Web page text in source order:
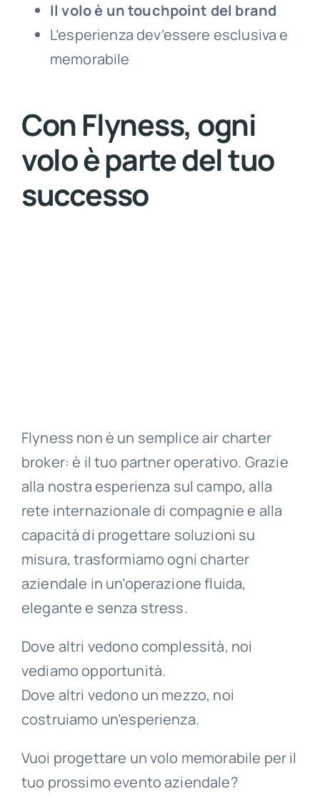
Il volo è un touchpoint del brand
L’esperienza dev’essere esclusiva e
memorabile
Con Flyness, ogni
volo è parte del tuo
successo
Flyness non è un semplice air charter
broker: è il tuo partner operativo. Grazie
alla nostra esperienza sul campo, alla
rete internazionale di compagnie e alla
capacità di progettare soluzioni su
misura, trasformiamo ogni charter
aziendale in un’operazione fluida,
elegante e senza stress.
Dove altri vedono complessità, noi
vediamo opportunità.
Dove altri vedono un mezzo, noi
costruiamo un’esperienza.
Vuoi progettare un volo memorabile per il
tuo prossimo evento aziendale?